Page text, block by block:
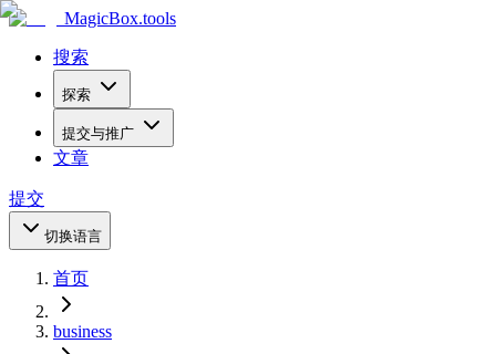
MagicBox.tools
搜索
探索
提交与推广
文章
提交
切换语言
首页
business